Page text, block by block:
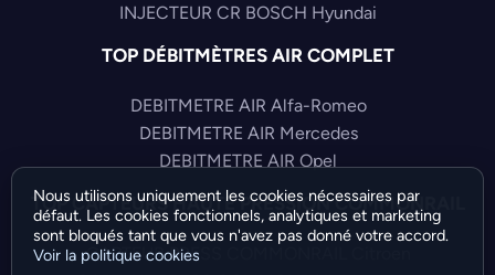
INJECTEUR CR BOSCH Hyundai
TOP DÉBITMÈTRES AIR COMPLET
DEBITMETRE AIR Alfa-Romeo
DEBITMETRE AIR Mercedes
DEBITMETRE AIR Opel
TOP CAPTEURS HAUTE PRESSION COMMONRAIL
CAPTEUR PRESS COMMONRAIL Citroen
Nous utilisons uniquement les cookies nécessaires par
défaut. Les cookies fonctionnels, analytiques et marketing
sont bloqués tant que vous n'avez pas donné votre accord.
Voir la politique cookies